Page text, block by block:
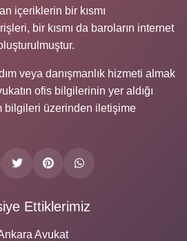
içeriklerin bir kısmı
bir kısmı da baroların internet
veya danışmanlık hizmeti almak
ofis bilgilerinin yer aldığı
bilgileri üzerinden iletişime
Ettiklerimiz
Avukat